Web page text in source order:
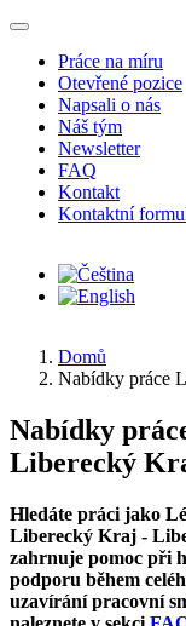
Přejít k hlavnímu
Práce na míru
Otevřené pozice
Napsali o nás
Náš tým
Newsletter
FAQ
Kontakt
Kontaktní
Domů
Nabídky práce
Nabídky
Liberecký
Hledáte práci jako
Liberecký Kraj -
zahrnuje pomoc při
podporu během
uzavírání pracovní